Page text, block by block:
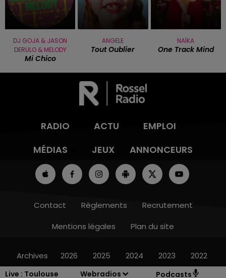
Live : Toulouse Webradios Podcasts
DJ GOJA & JASON
DERULO & MELODY
Mi Chico
ANGELE
Tout Oublier
NAÏKA
One Track Mind
RADIO ACTU
EMPLOI
MÉDIAS
JEUX ANNONCEURS
Contact Règlements
Recrutement
Mentions légales
Plan du site
Archives 2026 2025 2024 2023 2022